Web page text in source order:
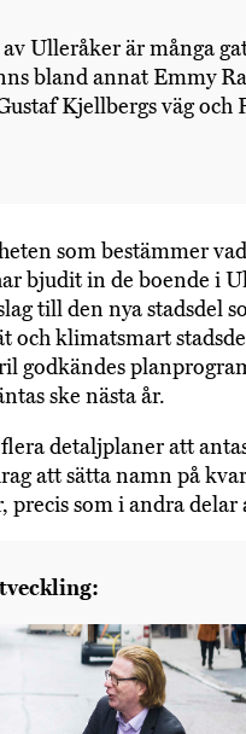
Ulleråker är många
bland annat Emmy
Kjellbergs väg och
som bestämmer
bjudit in de boende i
till den nya stadsdel
och klimatsmart
godkändes
ske nästa år.
detaljplaner att
att sätta namn på
precis som i andra